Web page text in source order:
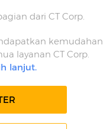
dari CT Corp.
kemudahan
layanan CT Corp.
lanjut.